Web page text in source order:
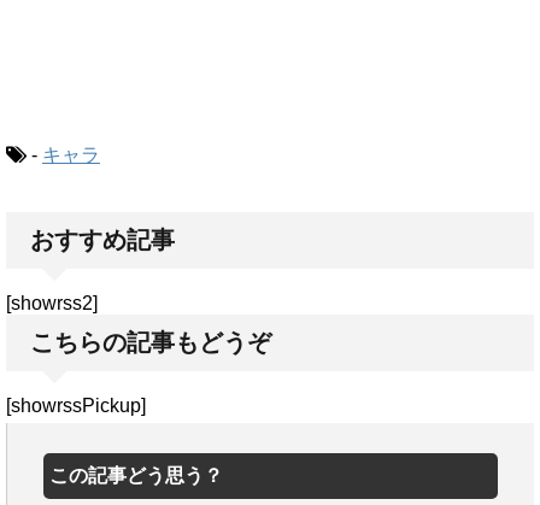
- キャラ
おすすめ記事
[showrss2]
こちらの記事もどうぞ
[showrssPickup]
この記事どう思う？